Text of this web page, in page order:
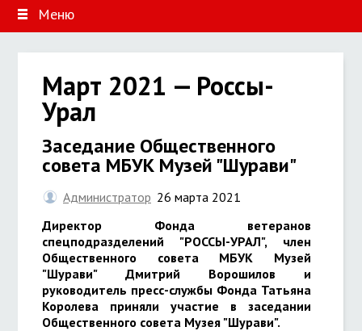
Меню
Март 2021 — Россы-
Урал
Заседание Общественного
совета МБУК Музей "Шурави"
Администратор 26 марта 2021
Директор Фонда ветеранов
спецподразделений "РОССЫ-УРАЛ", член
Общественного совета МБУК Музей
"Шурави" Дмитрий Ворошилов и
руководитель пресс-службы Фонда Татьяна
Королева приняли участие в заседании
Общественного совета Музея "Шурави".